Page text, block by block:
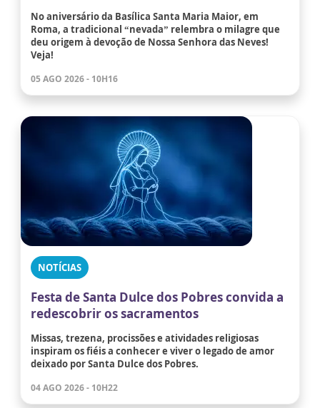
No aniversário da Basílica Santa Maria Maior, em
Roma, a tradicional “nevada” relembra o milagre que
deu origem à devoção de Nossa Senhora das Neves!
Veja!
05 AGO 2026 - 10H16
NOTÍCIAS
Festa de Santa Dulce dos Pobres convida a
redescobrir os sacramentos
Missas, trezena, procissões e atividades religiosas
inspiram os fiéis a conhecer e viver o legado de amor
deixado por Santa Dulce dos Pobres.
04 AGO 2026 - 10H22